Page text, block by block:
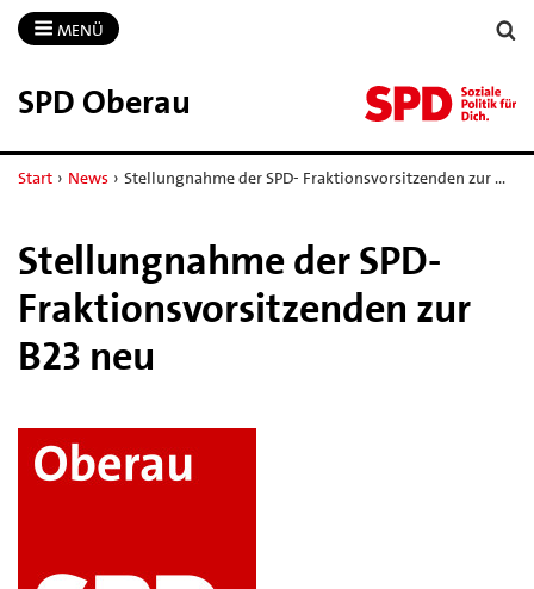
MENÜ
SPD Oberau
Start › News › Stellungnahme der SPD- Fraktionsvorsitzenden zur …
Stellungnahme der SPD-
Fraktionsvorsitzenden zur
B23 neu